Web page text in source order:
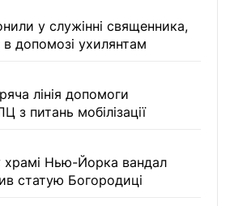
у служінні священника,
допомозі ухилянтам
лінія допомоги
з питань мобілізації
храмі Нью-Йорка вандал
статую Богородиці